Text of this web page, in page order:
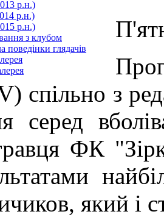
р.н.)
р.н.)
р.н.)
з клубом
поведінки глядачів
спільно з
серед
ФК
який і